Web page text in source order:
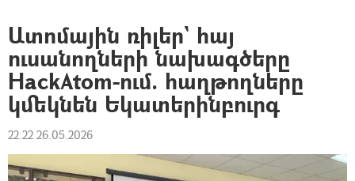
Ատոմային ռիլեր` հայ
ուսանողների նախագծերը
HackAtom-ում. հաղթողները
կմեկնեն Եկատերինբուրգ
22:22 26.05.2026